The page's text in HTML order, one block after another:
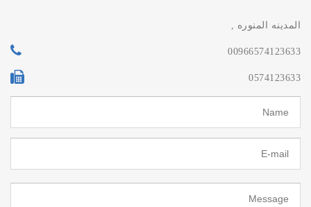
المدينه المنوره ,
00966574123633
0574123633